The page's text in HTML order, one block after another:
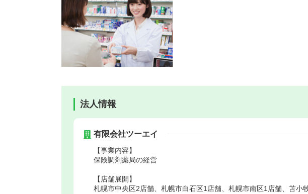
法人情報
有限会社ツーエイ
【事業内容】
保険調剤薬局の経営
【店舗展開】
札幌市中央区2店舗、札幌市白石区1店舗、札幌市南区1店舗、苫小